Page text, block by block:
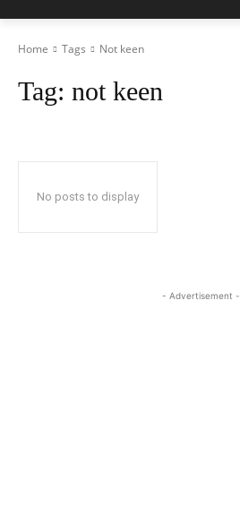
Home Tags Not keen
Tag: not keen
No posts to display
- Advertisement -